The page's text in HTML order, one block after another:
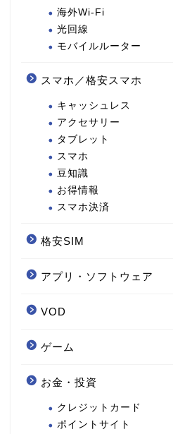
海外Wi-Fi
光回線
モバイルルーター
スマホ／格安スマホ
キャッシュレス
アクセサリー
タブレット
スマホ
豆知識
お得情報
スマホ決済
格安SIM
アプリ・ソフトウェア
VOD
ゲーム
お金・投資
クレジットカード
ポイントサイト